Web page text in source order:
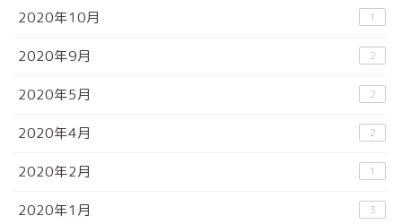
2020年10月 1
2020年9月 2
2020年5月 2
2020年4月 2
2020年2月 1
2020年1月 3